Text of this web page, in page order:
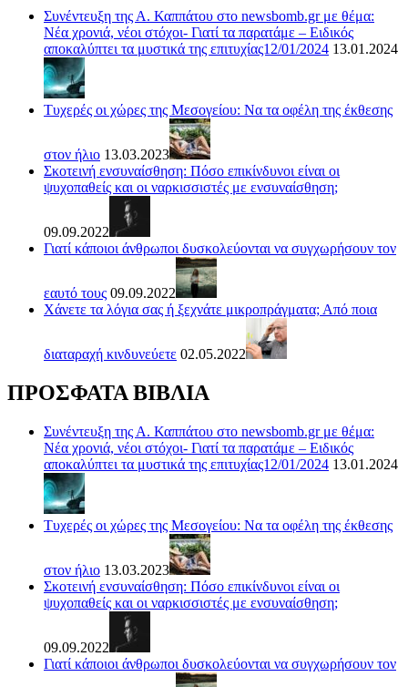
Συνέντευξη της Α. Καππάτου στο newsbomb.gr με θέμα:
Νέα χρονιά, νέοι στόχοι- Γιατί τα παρατάμε – Ειδικός
αποκαλύπτει τα μυστικά της επιτυχίας12/01/2024 13.01.2024
Τυχερές οι χώρες της Μεσογείου: Να τα οφέλη της έκθεσης
στον ήλιο 13.03.2023
Σκοτεινή ενσυναίσθηση: Πόσο επικίνδυνοι είναι οι
ψυχοπαθείς και οι ναρκισσιστές με ενσυναίσθηση;
09.09.2022
Γιατί κάποιοι άνθρωποι δυσκολεύονται να συγχωρήσουν τον
εαυτό τους 09.09.2022
Χάνετε τα λόγια σας ή ξεχνάτε μικροπράγματα; Από ποια
διαταραχή κινδυνεύετε 02.05.2022
ΠΡΟΣΦΑΤΑ ΒΙΒΛΙΑ
Συνέντευξη της Α. Καππάτου στο newsbomb.gr με θέμα:
Νέα χρονιά, νέοι στόχοι- Γιατί τα παρατάμε – Ειδικός
αποκαλύπτει τα μυστικά της επιτυχίας12/01/2024 13.01.2024
Τυχερές οι χώρες της Μεσογείου: Να τα οφέλη της έκθεσης
στον ήλιο 13.03.2023
Σκοτεινή ενσυναίσθηση: Πόσο επικίνδυνοι είναι οι
ψυχοπαθείς και οι ναρκισσιστές με ενσυναίσθηση;
09.09.2022
Γιατί κάποιοι άνθρωποι δυσκολεύονται να συγχωρήσουν τον